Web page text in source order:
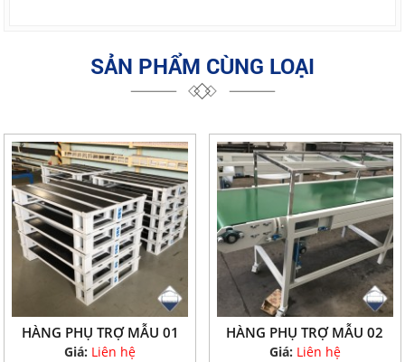
SẢN PHẨM CÙNG LOẠI
HÀNG PHỤ TRỢ MẪU 01
Giá: Liên hệ
HÀNG PHỤ TRỢ MẪU 02
Giá: Liên hệ